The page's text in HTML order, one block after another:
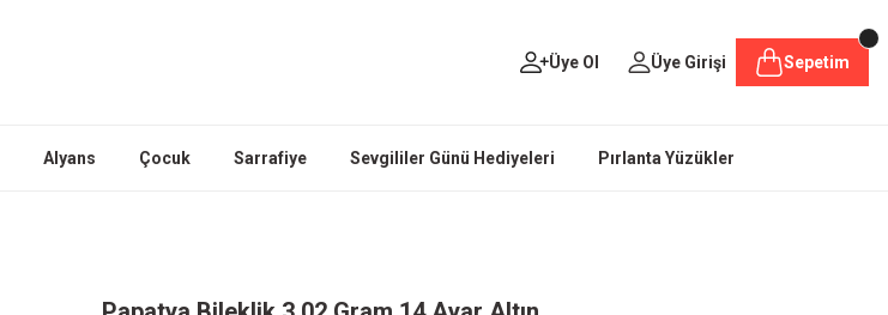
Üye Ol Üye Girişi Sepetim
Alyans Çocuk Sarrafiye Sevgililer Günü Hediyeleri Pırlanta Yüzükler